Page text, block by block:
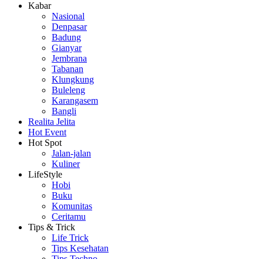
Kabar
Nasional
Denpasar
Badung
Gianyar
Jembrana
Tabanan
Klungkung
Buleleng
Karangasem
Bangli
Realita Jelita
Hot Event
Hot Spot
Jalan-jalan
Kuliner
LifeStyle
Hobi
Buku
Komunitas
Ceritamu
Tips & Trick
Life Trick
Tips Kesehatan